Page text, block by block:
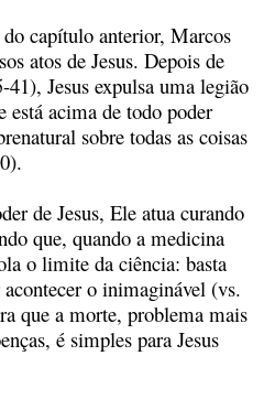
do capítulo anterior, Marcos
atos de Jesus. Depois de
Jesus expulsa uma legião
está acima de todo poder
sobre todas as coisas
de Jesus, Ele atua curando
que, quando a medicina
o limite da ciência: basta
o inimaginável (vs.
que a morte, problema mais
é simples para Jesus